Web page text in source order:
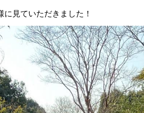
見ていただきました！